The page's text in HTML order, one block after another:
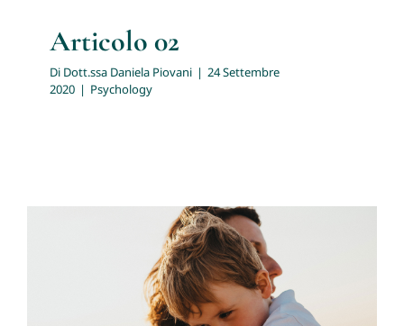
Articolo 02
Di Dott.ssa Daniela Piovani | 24 Settembre
2020 | Psychology
Articolo 03